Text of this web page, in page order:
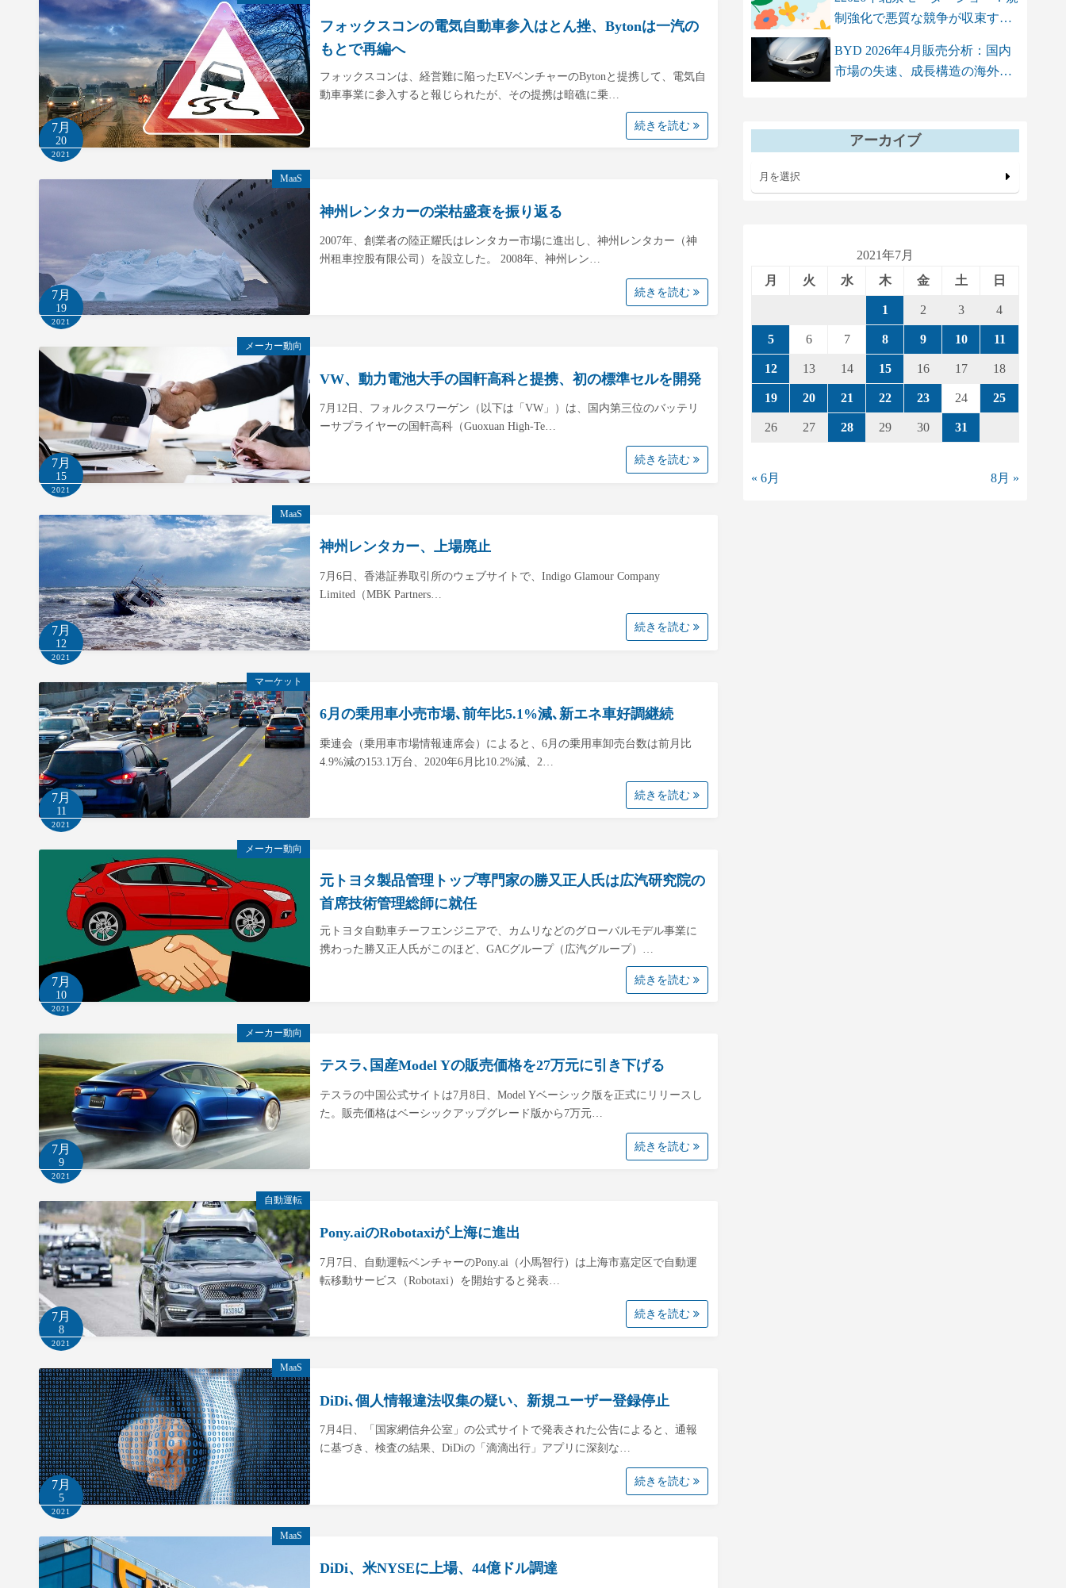
7月
20
2021
フォックスコンの電気自動車参入はとん挫、Bytonは一汽の
もとで再編へ
フォックスコンは、経営難に陥ったEVベンチャーのBytonと提携して、電気自
動車事業に参入すると報じられたが、その提携は暗礁に乗…
続きを読む
MaaS
7月
19
2021
神州レンタカーの栄枯盛衰を振り返る
2007年、創業者の陸正耀氏はレンタカー市場に進出し、神州レンタカー（神
州租車控股有限公司）を設立した。 2008年、神州レン…
続きを読む
メーカー動向
7月
15
2021
VW、動力電池大手の国軒高科と提携、初の標準セルを開発
7月12日、フォルクスワーゲン（以下は「VW」）は、国内第三位のバッテリ
ーサプライヤーの国軒高科（Guoxuan High-Te…
続きを読む
MaaS
7月
12
2021
神州レンタカー、上場廃止
7月6日、香港証券取引所のウェブサイトで、Indigo Glamour Company
Limited（MBK Partners…
続きを読む
マーケット
7月
11
2021
6月の乗用車小売市場､前年比5.1%減､新エネ車好調継続
乗連会（乗用車市場情報連席会）によると、6月の乗用車卸売台数は前月比
4.9%減の153.1万台、2020年6月比10.2%減、2…
続きを読む
メーカー動向
7月
10
2021
元トヨタ製品管理トップ専門家の勝又正人氏は広汽研究院の
首席技術管理総師に就任
元トヨタ自動車チーフエンジニアで、カムリなどのグローバルモデル事業に
携わった勝又正人氏がこのほど、GACグループ（広汽グループ）…
続きを読む
メーカー動向
7月
9
2021
テスラ､国産Model Yの販売価格を27万元に引き下げる
テスラの中国公式サイトは7月8日、Model Yベーシック版を正式にリリースし
た。販売価格はベーシックアップグレード版から7万元…
続きを読む
自動運転
7月
8
2021
Pony.aiのRobotaxiが上海に進出
7月7日、自動運転ベンチャーのPony.ai（小馬智行）は上海市嘉定区で自動運
転移動サービス（Robotaxi）を開始すると発表…
続きを読む
MaaS
7月
5
2021
DiDi､個人情報違法収集の疑い、新規ユーザー登録停止
7月4日、「国家網信弁公室」の公式サイトで発表された公告によると、通報
に基づき、検査の結果、DiDiの「滴滴出行」アプリに深刻な…
続きを読む
MaaS
DiDi、米NYSEに上場、44億ドル調達
制強化で悪質な競争が収束する
BYD 2026年4月販売分析：国内
市場の失速、成長構造の海外依
アーカイブ
月を選択
2021年7月
月
火 水 木 金 土 日
1 2 3 4
5 6 7 8 9 10 11
12 13 14 15 16 17 18
19 20 21 22 23 24 25
26 27 28 29 30 31
« 6月 8月 »